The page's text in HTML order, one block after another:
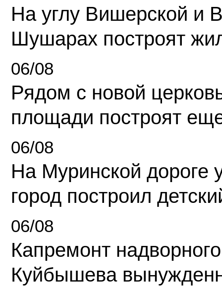
На углу Вишерской и
Шушарах построят
06/08
Рядом с новой
площади построят
06/08
На Муринской дороге
город построил
06/08
Капремонт
Куйбышева